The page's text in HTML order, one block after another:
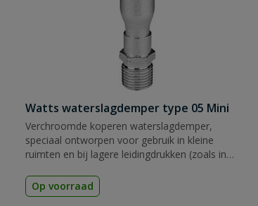
Watts waterslagdemper type 05 Mini
Verchroomde koperen waterslagdemper,
speciaal ontworpen voor gebruik in kleine
ruimten en bij lagere leidingdrukken (zoals in
Op voorraad